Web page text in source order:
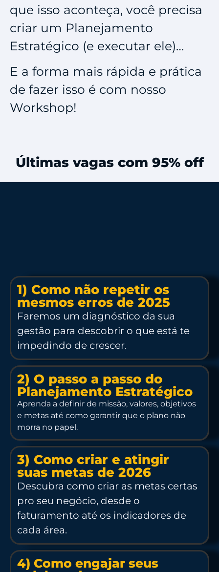
que isso aconteça, você precisa
criar um Planejamento
Estratégico (e executar ele)…
E a forma mais rápida e prática
de fazer isso é com nosso
Workshop!
Últimas vagas com 95% off
1) Como não repetir os
mesmos erros de 2025
Faremos um diagnóstico da sua
gestão para descobrir o que está te
impedindo de crescer.
2) O passo a passo do
Planejamento Estratégico
Aprenda a definir de missão, valores, objetivos
e metas até como garantir que o plano não
morra no papel.
3) Como criar e atingir
suas metas de 2026
Descubra como criar as metas certas
pro seu negócio, desde o
faturamento até os indicadores de
cada área.
4) Como engajar seus